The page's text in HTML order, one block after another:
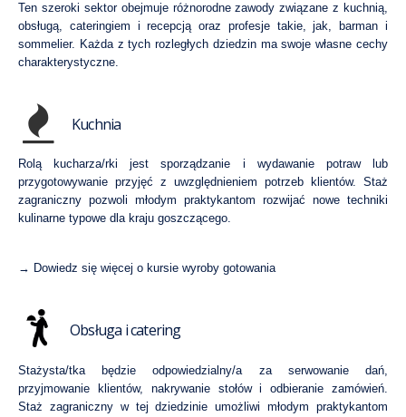
Ten szeroki sektor obejmuje różnorodne zawody związane z kuchnią,
obsługą, cateringiem i recepcją oraz profesje takie, jak, barman i
sommelier. Każda z tych rozległych dziedzin ma swoje własne cechy
charakterystyczne.
Kuchnia
Rolą kucharza/rki jest sporządzanie i wydawanie potraw lub
przygotowywanie przyjęć z uwzględnieniem potrzeb klientów. Staż
zagraniczny pozwoli młodym praktykantom rozwijać nowe techniki
kulinarne typowe dla kraju goszczącego.
→ Dowiedz się więcej o kursie wyroby gotowania
Obsługa i catering
Stażysta/tka będzie odpowiedzialny/a za serwowanie dań,
przyjmowanie klientów, nakrywanie stołów i odbieranie zamówień.
Staż zagraniczny w tej dziedzinie umożliwi młodym praktykantom